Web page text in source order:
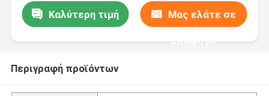
Καλύτερη τιμή Μας ελάτε σε
επαφή με
Περιγραφή προϊόντων